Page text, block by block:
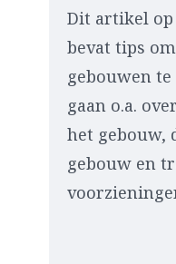
Dit artikel
bevat tips
gebouwen
gaan o.a.
het gebouw,
gebouw en